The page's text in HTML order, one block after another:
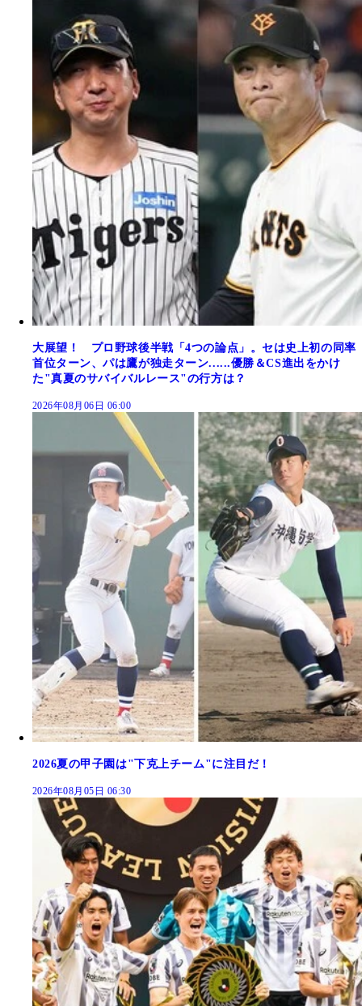
大展望！ プロ野球後半戦「4つの論点」。セは史上初の同率
首位ターン、パは鷹が独走ターン......優勝＆CS進出をかけ
た"真夏のサバイバルレース"の行方は？
2026年08月06日 06:00
2026夏の甲子園は"下克上チーム"に注目だ！
2026年08月05日 06:30